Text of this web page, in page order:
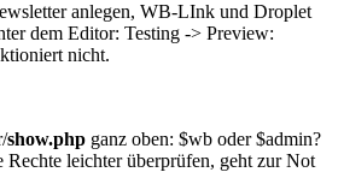
anlegen, WB-LInk und Droplet
dem Editor: Testing -> Preview:
nicht.
show.php ganz oben: $wb oder $admin?
Rechte leichter überprüfen, geht zur Not